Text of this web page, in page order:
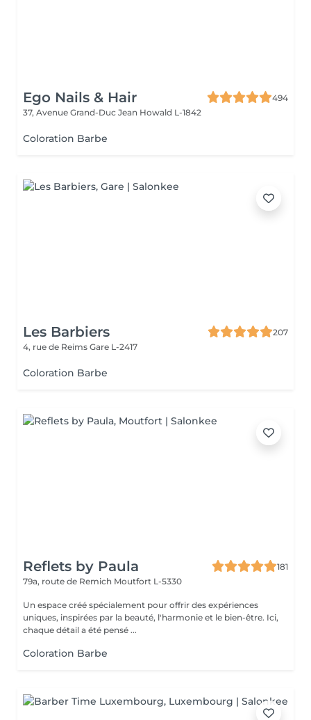
Ego Nails & Hair
494
37, Avenue Grand-Duc Jean Howald L-1842
Coloration Barbe
Les Barbiers
207
4, rue de Reims Gare L-2417
Coloration Barbe
Reflets by Paula
181
79a, route de Remich Moutfort L-5330
Un espace créé spécialement pour offrir des expériences
uniques, inspirées par la beauté, l'harmonie et le bien-être. Ici,
chaque détail a été pensé ...
Coloration Barbe